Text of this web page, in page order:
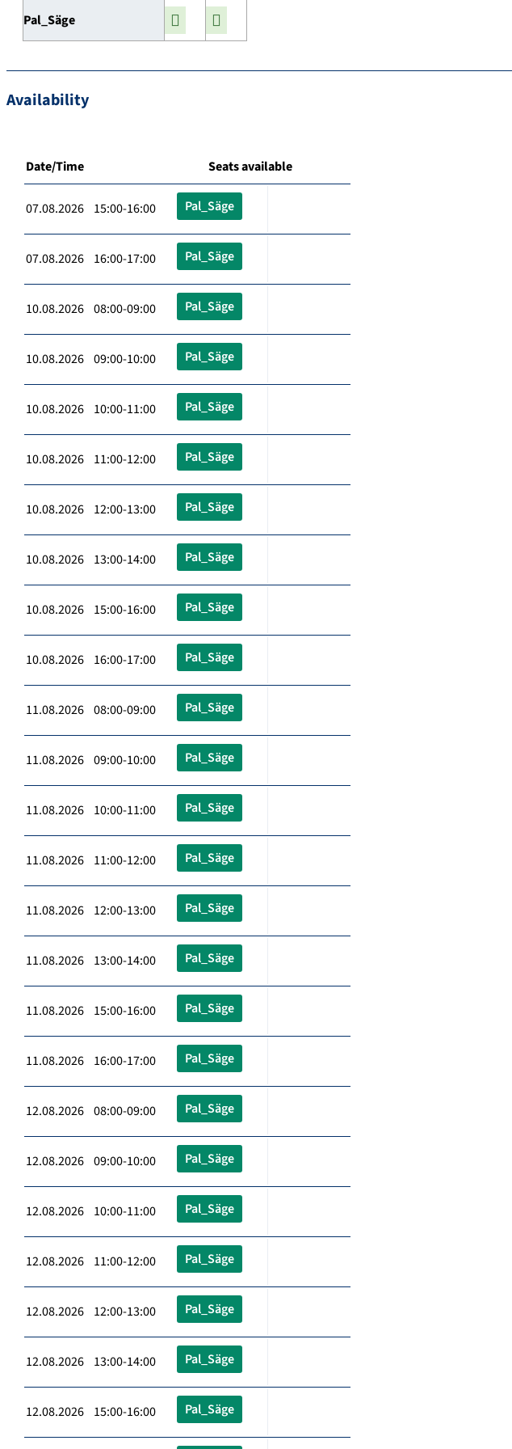
Pal_Säge
Availability
Date/Time Seats available
07.08.2026 15:00-16:00 Pal_Säge
07.08.2026 16:00-17:00 Pal_Säge
10.08.2026 08:00-09:00 Pal_Säge
10.08.2026 09:00-10:00 Pal_Säge
10.08.2026 10:00-11:00 Pal_Säge
10.08.2026 11:00-12:00 Pal_Säge
10.08.2026 12:00-13:00 Pal_Säge
10.08.2026 13:00-14:00 Pal_Säge
10.08.2026 15:00-16:00 Pal_Säge
10.08.2026 16:00-17:00 Pal_Säge
11.08.2026 08:00-09:00 Pal_Säge
11.08.2026 09:00-10:00 Pal_Säge
11.08.2026 10:00-11:00 Pal_Säge
11.08.2026 11:00-12:00 Pal_Säge
11.08.2026 12:00-13:00 Pal_Säge
11.08.2026 13:00-14:00 Pal_Säge
11.08.2026 15:00-16:00 Pal_Säge
11.08.2026 16:00-17:00 Pal_Säge
12.08.2026 08:00-09:00 Pal_Säge
12.08.2026 09:00-10:00 Pal_Säge
12.08.2026 10:00-11:00 Pal_Säge
12.08.2026 11:00-12:00 Pal_Säge
12.08.2026 12:00-13:00 Pal_Säge
12.08.2026 13:00-14:00 Pal_Säge
12.08.2026 15:00-16:00 Pal_Säge